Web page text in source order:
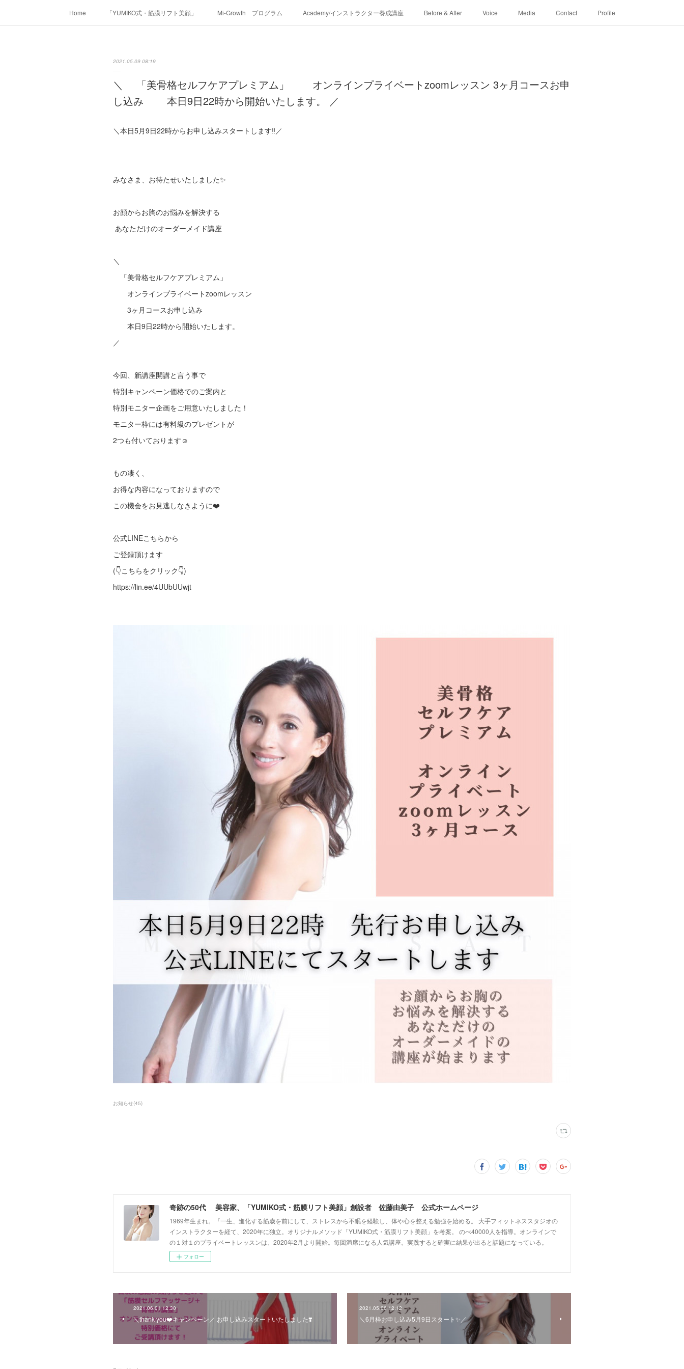
Home 「YUMIKO式・筋膜リフト美顔」 Mi-Growth プログラム Academy/インストラクター養成講座 Before & After Voice Media Contact Profile
2021.05.09 08:19
＼ 「美骨格セルフケアプレミアム」 オンラインプライベートzoomレッスン 3ヶ月コースお申
し込み 本日9日22時から開始いたします。 ／
＼本日5月9日22時からお申し込みスタートします‼︎／
みなさま、お待たせいたしました✨
お顔からお胸のお悩みを解決する
あなただけのオーダーメイド講座
＼
「美骨格セルフケアプレミアム」
オンラインプライベートzoomレッスン
3ヶ月コースお申し込み
本日9日22時から開始いたします。
／
今回、新講座開講と言う事で
特別キャンペーン価格でのご案内と
特別モニター企画をご用意いたしました！
モニター枠には有料級のプレゼントが
2つも付いております☺️
もの凄く、
お得な内容になっておりますので
この機会をお見逃しなきように❤️
公式LINEこちらから
ご登録頂けます
(👇こちらをクリック👇)
https://lin.ee/4UUbUUwjt
お知らせ(45)
奇跡の50代 美容家、「YUMIKO式・筋膜リフト美顔」創設者 佐藤由美子 公式ホームページ
1969年生まれ。『一生、進化する筋歳を前にして、ストレスから不眠を経験し、体や心を整える勉強を始める。 大手フィットネススタジオの
インストラクターを経て、2020年に独立。オリジナルメソッド「YUMIKO式・筋膜リフト美顔」を考案。 のべ40000人を指導。オンラインで
の１対１のプライベートレッスンは、2020年2月より開始。毎回満席になる人気講座。実践すると確実に結果が出ると話題になっている。
フォロー
2021.06.01 12:30
＼thank you❤️キャンペーン／ お申し込みスタートいたしました❣️
2021.05.06 12:12
＼6月枠お申し込み5月9日スタート✨／